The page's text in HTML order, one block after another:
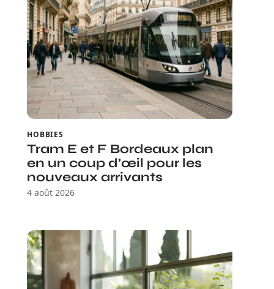
HOBBIES
Tram E et F Bordeaux plan
en un coup d’œil pour les
nouveaux arrivants
4 août 2026